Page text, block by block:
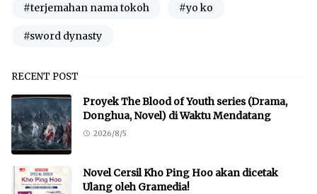
#terjemahan nama tokoh #yo ko
#sword dynasty
RECENT POST
Proyek The Blood of Youth series (Drama,
Donghua, Novel) di Waktu Mendatang
2026/8/5
Novel Cersil Kho Ping Hoo akan dicetak
Ulang oleh Gramedia!